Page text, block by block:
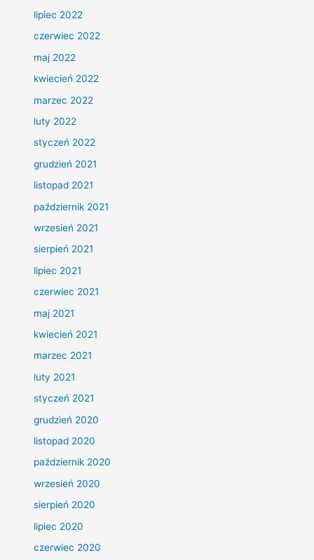
lipiec 2022
czerwiec 2022
maj 2022
kwiecień 2022
marzec 2022
luty 2022
styczeń 2022
grudzień 2021
listopad 2021
październik 2021
wrzesień 2021
sierpień 2021
lipiec 2021
czerwiec 2021
maj 2021
kwiecień 2021
marzec 2021
luty 2021
styczeń 2021
grudzień 2020
listopad 2020
październik 2020
wrzesień 2020
sierpień 2020
lipiec 2020
czerwiec 2020